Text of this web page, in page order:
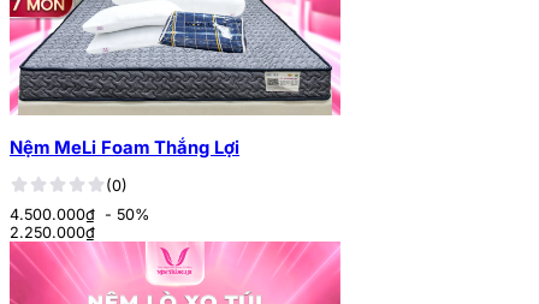
Nệm MeLi Foam Thắng Lợi
(0)
4.500.000₫ - 50%
2.250.000₫